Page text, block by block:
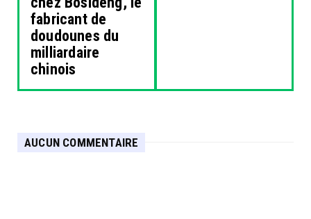
fabricant de
doudounes du
milliardaire
chinois
AUCUN COMMENTAIRE